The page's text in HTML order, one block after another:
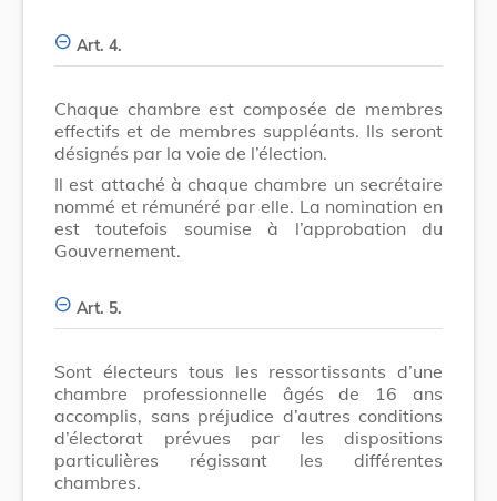
Art. 4.
Chaque chambre est composée de membres
effectifs et de membres suppléants. Ils seront
désignés par la voie de l’élection.
Il est attaché à chaque chambre un secrétaire
nommé et rémunéré par elle. La nomination en
est toutefois soumise à l’approbation du
Gouvernement.
Art. 5.
Sont électeurs tous les ressortissants d’une
chambre professionnelle âgés de 16 ans
accomplis, sans préjudice d’autres conditions
d’électorat prévues par les dispositions
particulières régissant les différentes
chambres.